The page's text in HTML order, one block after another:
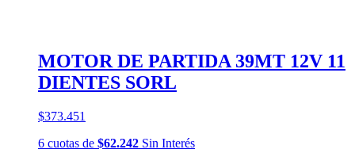
MOTOR DE PARTIDA 39MT 12V 11
DIENTES SORL
$373.451
6 cuotas de $62.242 Sin Interés